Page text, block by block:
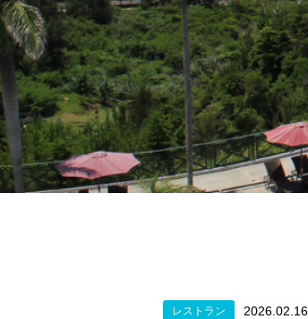
レストラン 2026.02.16